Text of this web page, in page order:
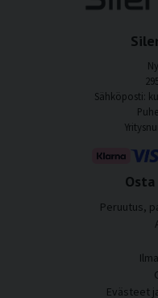
Sähköposti:
Peruutus,
Evästeet